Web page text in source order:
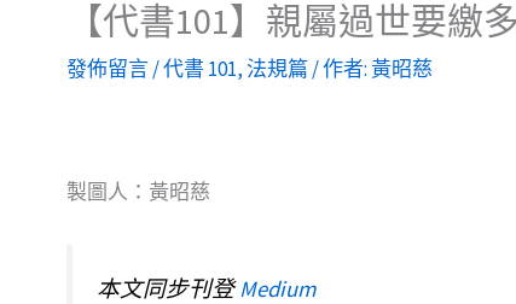
【代書101】親屬過世要繳
發佈留言/代書 101, 法規篇/ 作者:黃昭慈
製圖人：黃昭慈
本文同步刊登Medium